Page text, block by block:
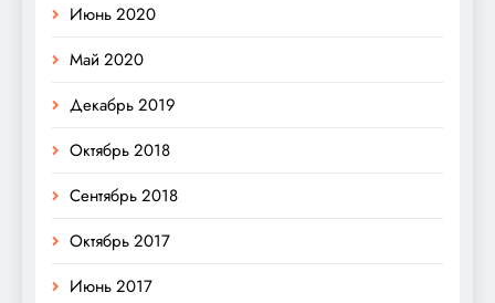
Июнь 2020
Май 2020
Декабрь 2019
Октябрь 2018
Сентябрь 2018
Октябрь 2017
Июнь 2017